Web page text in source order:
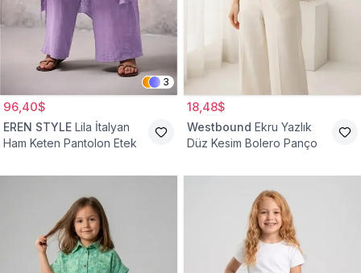
3
96,40$
EREN STYLE Lila İtalyan
Ham Keten Pantolon Etek
18,48$
Westbound Ekru Yazlık
Düz Kesim Bolero Panço